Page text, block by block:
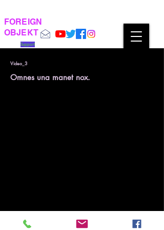
FOREIGN
OBJEKT
Support
Video_3
Omnes una manet nox.